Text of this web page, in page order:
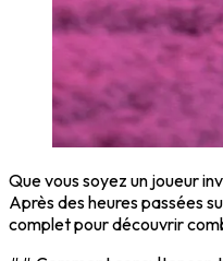
Que vous soyez un joueur
Après des heures passées
complet pour découvrir